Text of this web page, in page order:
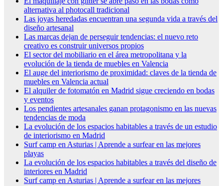
alternativa al photocall tradicional
Las joyas heredadas encuentran una segunda vida a través del
diseño artesanal
Las marcas dejan de perseguir tendencias: el nuevo reto
creativo es construir universos propios
El sector del mobiliario en el área metropolitana y la
evolución de la tienda de muebles en Valencia
El auge del interiorismo de proximidad: claves de la tienda de
muebles en Valencia actual
El alquiler de fotomatón en Madrid sigue creciendo en bodas
y eventos
Los pendientes artesanales ganan protagonismo en las nuevas
tendencias de moda
La evolución de los espacios habitables a través de un estudio
de interiorismo en Madrid
Surf camp en Asturias | Aprende a surfear en las mejores
playas
La evolución de los espacios habitables a través del diseño de
interiores en Madrid
Surf camp en Asturias | Aprende a surfear en las mejores